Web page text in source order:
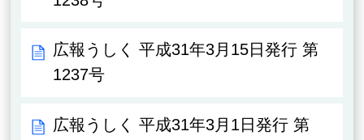
広報うしく 平成31年3月15日発行 第
1237号
広報うしく 平成31年3月1日発行 第